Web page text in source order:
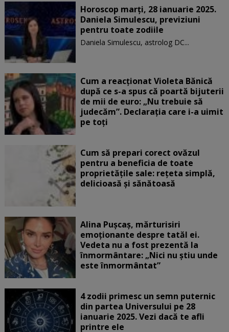
Horoscop marți, 28 ianuarie 2025.
Daniela Simulescu, previziuni
pentru toate zodiile
Daniela Simulescu, astrolog DC...
Cum a reacționat Violeta Bănică
după ce s-a spus că poartă bijuterii
de mii de euro: „Nu trebuie să
judecăm”. Declarația care i-a uimit
pe toți
Cum să prepari corect ovăzul
pentru a beneficia de toate
proprietățile sale: rețeta simplă,
delicioasă și sănătoasă
Alina Pușcaș, mărturisiri
emoționante despre tatăl ei.
Vedeta nu a fost prezentă la
înmormântare: „Nici nu știu unde
este înmormântat”
4 zodii primesc un semn puternic
din partea Universului pe 28
ianuarie 2025. Vezi dacă te afli
printre ele